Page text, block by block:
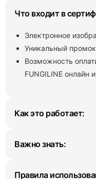
Что входит в
Электронное
Уникальный
Возможность
FUNGILINE онлайн
Как это работает:
Важно знать:
Правила